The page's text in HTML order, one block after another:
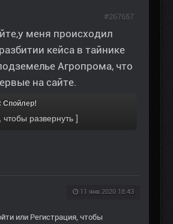
меня происходил
кейса в тайнике
Агропрома, что
на сайте.
11 янв 2020 18:43
#267657
или Регистрация, чтобы